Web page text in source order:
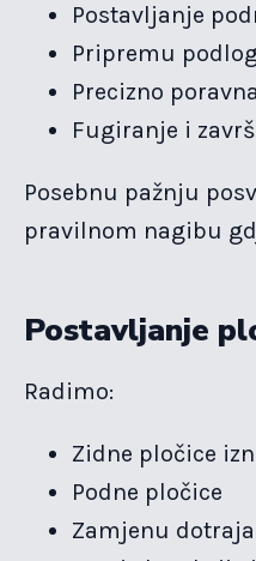
Postavljanje
Pripremu
Precizno
Fugiranje i
Posebnu pažnju
pravilnom nagibu
Postavljanje
Radimo:
Zidne pločice
Podne pločice
Zamjenu